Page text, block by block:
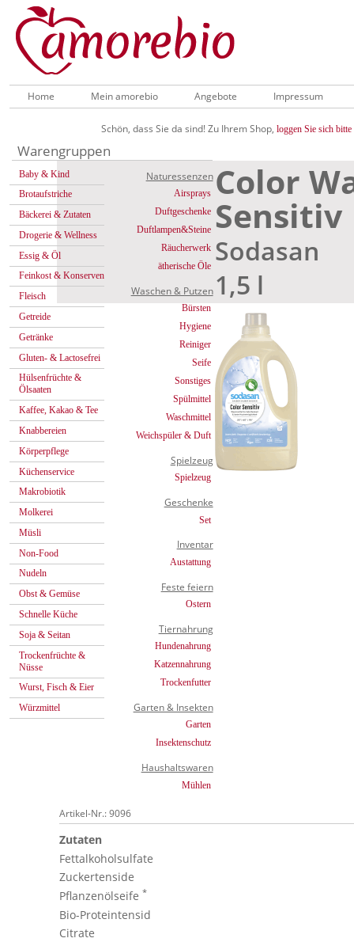
Home Mein amorebio Angebote Impressum
Schön, dass Sie da sind! Zu Ihrem Shop, loggen Sie sich bitte
Warengruppen
Baby & Kind
Brotaufstriche
Bäckerei & Zutaten
Drogerie & Wellness
Essig & Öl
Feinkost & Konserven
Fleisch
Getreide
Getränke
Gluten- & Lactosefrei
Hülsenfrüchte &
Ölsaaten
Kaffee, Kakao & Tee
Knabbereien
Körperpflege
Küchenservice
Makrobiotik
Molkerei
Müsli
Non-Food
Nudeln
Obst & Gemüse
Schnelle Küche
Soja & Seitan
Trockenfrüchte &
Nüsse
Wurst, Fisch & Eier
Würzmittel
Naturessenzen
Airsprays
Duftgeschenke
Duftlampen&Steine
Räucherwerk
ätherische Öle
Waschen & Putzen
Bürsten
Hygiene
Reiniger
Seife
Sonstiges
Spülmittel
Waschmittel
Weichspüler & Duft
Spielzeug
Spielzeug
Geschenke
Set
Inventar
Austattung
Feste feiern
Ostern
Tiernahrung
Hundenahrung
Katzennahrung
Trockenfutter
Garten & Insekten
Garten
Insektenschutz
Haushaltswaren
Mühlen
Color
Sensitiv
Sodasan
1,5 l
Artikel-Nr.: 9096
Zutaten
Fettalkoholsulfate
Zuckertenside
Pflanzenölseife *
Bio-Proteintensid
Citrate